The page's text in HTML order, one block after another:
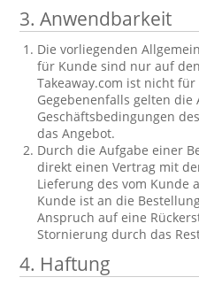
3. Anwendbarkeit
Die vorliegenden
für Kunde sind nur auf
Takeaway.com ist nicht
Gegebenenfalls gelten die
Geschäftsbedingungen
das Angebot.
Durch die Aufgabe einer
direkt einen Vertrag mit
Lieferung des vom Kunde
Kunde ist an die
Anspruch auf eine
Stornierung durch das
4. Haftung